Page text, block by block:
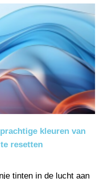
kleuren van
resetten
tinten in de lucht aan